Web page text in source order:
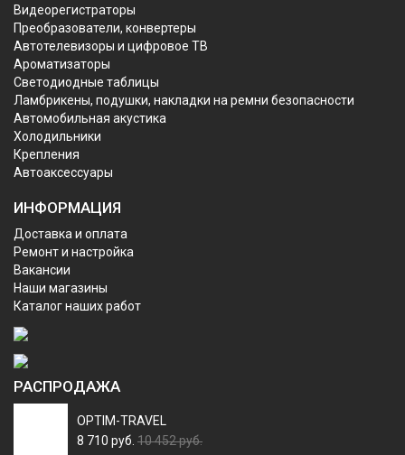
Видеорегистраторы
Преобразователи, конвертеры
Автотелевизоры и цифровое ТВ
Ароматизаторы
Светодиодные таблицы
Ламбрикены, подушки, накладки на ремни безопасности
Автомобильная акустика
Холодильники
Крепления
Автоаксессуары
ИНФОРМАЦИЯ
Доставка и оплата
Ремонт и настройка
Вакансии
Наши магазины
Каталог наших работ
РАСПРОДАЖА
OPTIM-TRAVEL
8 710 руб. 10 452 руб.